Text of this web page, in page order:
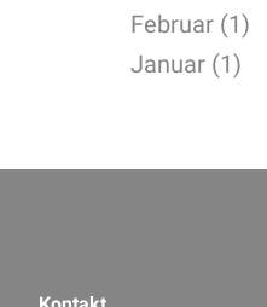
Februar (1)
Januar (1)